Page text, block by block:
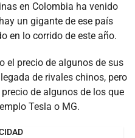
en Colombia ha venido
un gigante de ese país
en lo corrido de este año.
el precio de algunos de sus
de rivales chinos, pero
de algunos de los que
Tesla o MG.